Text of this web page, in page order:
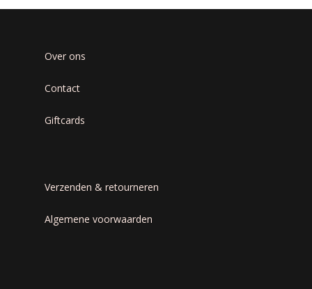
Over ons
Contact
Giftcards
Verzenden & retourneren
Algemene voorwaarden